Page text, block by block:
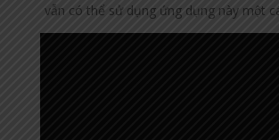
vẫn có thể sử dụng ứng dụng này một